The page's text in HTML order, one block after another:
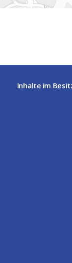
Inhalte im